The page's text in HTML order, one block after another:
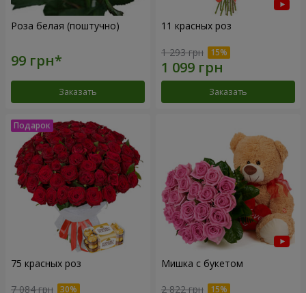
Роза белая (поштучно)
Заказать
11 красных роз
1 293 грн
Заказать
75 красных роз
7 084 грн
Мишка с букетом
2 822 грн